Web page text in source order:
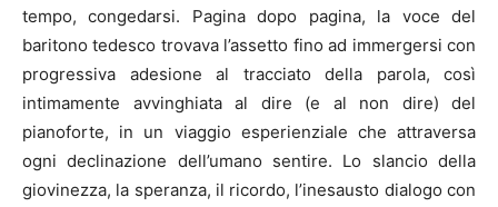
tempo, congedarsi. Pagina dopo pagina, la voce del
baritono tedesco trovava l’assetto fino ad immergersi con
progressiva adesione al tracciato della parola, così
intimamente avvinghiata al dire (e al non dire) del
pianoforte, in un viaggio esperienziale che attraversa
ogni declinazione dell’umano sentire. Lo slancio della
giovinezza, la speranza, il ricordo, l’inesausto dialogo con